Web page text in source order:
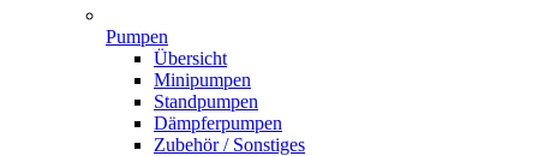
Pumpen
Übersicht
Minipumpen
Standpumpen
Dämpferpumpen
Zubehör / Sonstiges